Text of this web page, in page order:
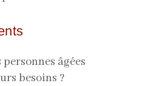
âgées
besoins ?